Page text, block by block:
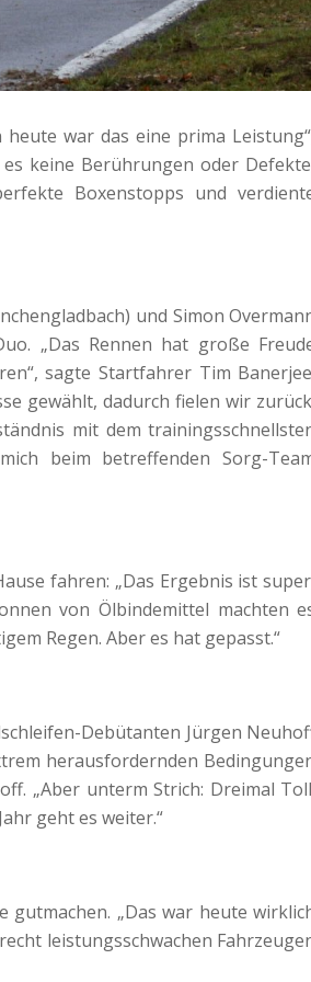
war das eine prima
keine Berührungen oder
Boxenstopps und
und Simon
„Das Rennen hat große
sagte Startfahrer Tim
gewählt, dadurch fielen wir
mit dem
beim betreffenden Sorg-
fahren: „Das Ergebnis ist
von Ölbindemittel machten
Regen. Aber es hat gepasst.“
Debütanten Jürgen
herausfordernden
„Aber unterm Strich: Dreimal
geht es weiter.“
„Das war heute
leistungsschwachen